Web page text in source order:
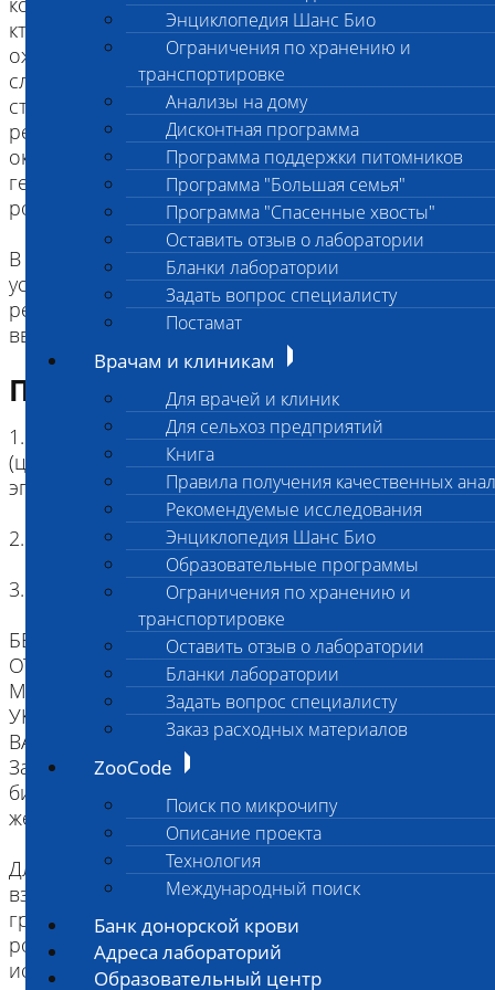
Энциклопедия Шанс Био
Ограничения по хранению и
транспортировке
Анализы на дому
Дисконтная программа
Программа поддержки питомников
Программа "Большая семья"
Программа "Спасенные хвосты"
Оставить отзыв о лаборатории
Бланки лаборатории
Задать вопрос специалисту
Постамат
Врачам и клиникам
Для врачей и клиник
Для сельхоз предприятий
Книга
Правила получения качественных
Рекомендуемые исследования
Энциклопедия Шанс Био
Образовательные программы
Ограничения по хранению и
транспортировке
Оставить отзыв о лаборатории
Бланки лаборатории
Задать вопрос специалисту
Заказ расходных материалов
ZooCode
Поиск по микрочипу
Описание проекта
Технология
Международный поиск
Банк донорской крови
Адреса лабораторий
Образовательный центр
кто является реальным отцом котенка: его
ожидаемый отец или дед по родословной) -
следует помнить, что в этом случае, несмотря на
статистическую высокую достоверность,
результат подтверждения родства может
оказаться недостоверным в силу высокой
генетической близости братьев/сестер и их
родителей.
В этих случаях мы не рекомендуем проводить
установление генетического родства, т.к. его
результат при технической достоверности может
ввести в заблуждение.
Подготовка к исследованию
1. Кровь (2 мл) в пробирке с антикоагулянтом.
(цитрат натрия, К3ЭДТА, К2ЭДТА) или Буккальный
эпителий
2. Копия родословной
3. Наличие клейма или чипа
БЕЗ ИДЕНТИФИКАЦИИ, МЫ НЕ НЕСЕМ
ОТВЕТСТВЕННОСТИ, ЧТО ПРИСЛАННЫЙ
МАТЕРИАЛ ПРИНАДЛЕЖИТ ЖИВОТНОМУ
УКАЗАННОМУ В НАПРАВЛЕНИИ.
ВАЖНО для взятия буккального эпителия:
За два часа до проведения процедуры взятия
биоматериала животное следует не кормить,
желательна изоляция от других животных.
Для щенков и котят как минимум за два часа до
взятия биоматериала надо исключить кормление
грудным молоком. Рекомендуется промыть
ротовую полость водой (для удобства можно
использовать шприц).